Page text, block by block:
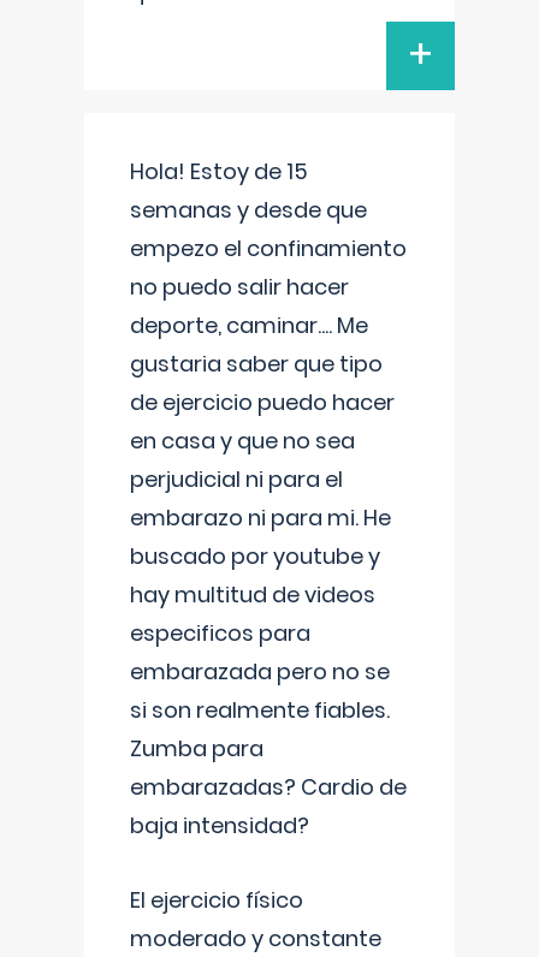
+
Hola! Estoy de 15
semanas y desde que
empezo el confinamiento
no puedo salir hacer
deporte, caminar.... Me
gustaria saber que tipo
de ejercicio puedo hacer
en casa y que no sea
perjudicial ni para el
embarazo ni para mi. He
buscado por youtube y
hay multitud de videos
especificos para
embarazada pero no se
si son realmente fiables.
Zumba para
embarazadas? Cardio de
baja intensidad?
El ejercicio físico
moderado y constante